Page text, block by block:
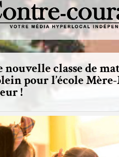
nouvelle classe de
pour l’école
!